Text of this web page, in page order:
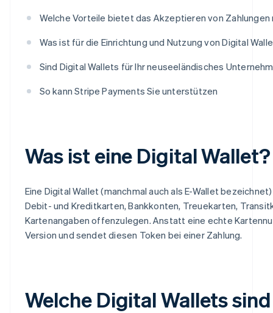
Welche Vorteile bietet das Akzeptieren von Zahlungen
Was ist für die Einrichtung und Nutzung von Digital
Sind Digital Wallets für Ihr neuseeländisches
So kann Stripe Payments Sie unterstützen
Was ist eine Digital Wallet?
Eine Digital Wallet (manchmal auch als E-Wallet
Debit- und Kreditkarten, Bankkonten, Treuekarten,
Kartenangaben offenzulegen. Anstatt eine echte
Version und sendet diesen Token bei einer Zahlung.
Welche Digital Wallets